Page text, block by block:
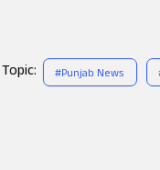
#Punjab News